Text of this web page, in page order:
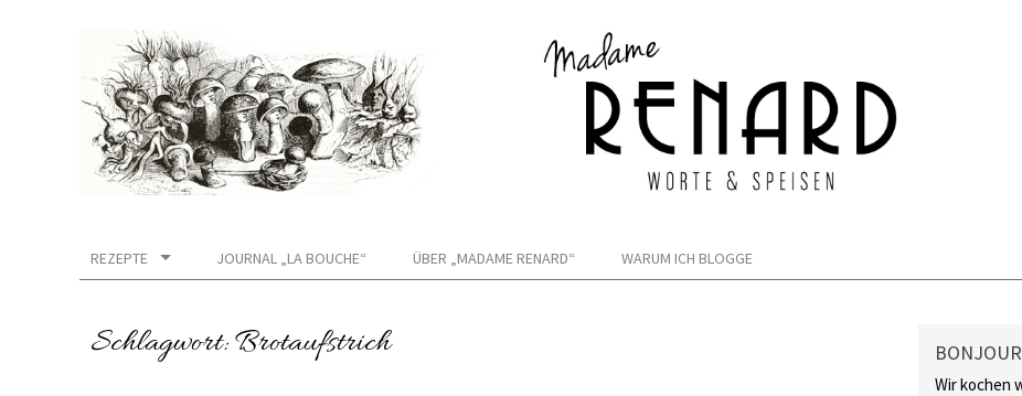
REZEPTE JOURNAL „LA BOUCHE“ ÜBER „MADAME RENARD“ WARUM ICH BLOGGE
Schlagwort:Brotaufstrich
Wir kochen